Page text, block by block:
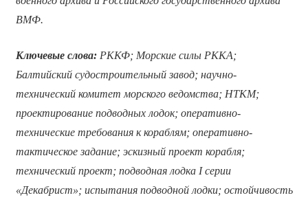
ВМФ.
Ключевые слова: РККФ; Морские силы РККА;
Балтийский судостроительный завод; научно-
технический комитет морского ведомства; НТКМ;
проектирование подводных лодок; оперативно-
технические требования к кораблям; оперативно-
тактическое задание; эскизный проект корабля;
технический проект; подводная лодка Iсерии
«Декабрист»; испытания подводной лодки; остойчивость